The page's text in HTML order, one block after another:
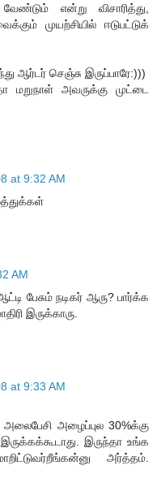
என்று விசாரித்து,
முயற்சியில் ஈடுபட்டுக்
ஆர்டர் செஞ்சு இருப்பாரே:)))
அவருக்கு முட்டை
at 9:32 AM
AM
பேசும் நடிகர் ஆரு? பார்க்க
இருக்காரு.
at 9:33 AM
அழைப்புல 30%க்கு
இருந்தா உங்க
அர்த்தம்.